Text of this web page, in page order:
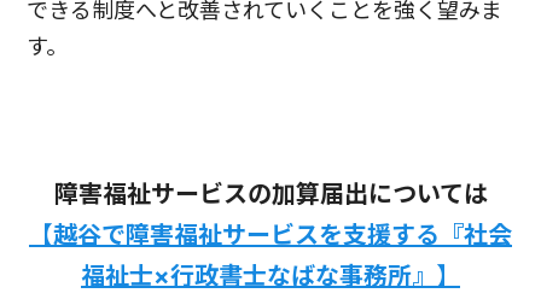
できる制度へと改善されていくことを強く望みま
す。
障害福祉サービスの加算届出については
【越谷で障害福祉サービスを支援する『社会
福祉士×行政書士なばな事務所』】